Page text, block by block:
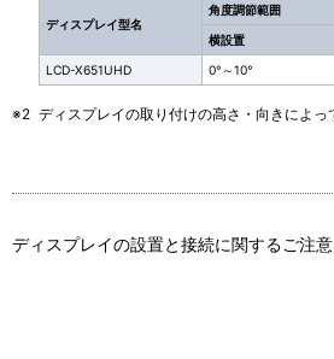
ディスプレイ型名
角度調節範囲
横設置
LCD-X651UHD 0°～10°
※2 ディスプレイの取り付けの高さ・向きによっ
ディスプレイの設置と接続に関するご注意